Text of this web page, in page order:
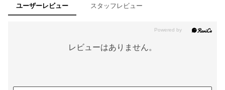
ユーザーレビュー スタッフレビュー
レビューはありません。